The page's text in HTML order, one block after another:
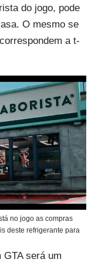
do jogo, pode
O mesmo se
a t-
no jogo as compras
deste refrigerante para
será um